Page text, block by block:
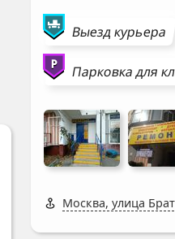
Выезд курьера
Парковка для
Москва, улица